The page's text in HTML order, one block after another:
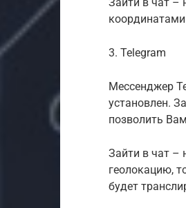
3. Telegram
Мессенджер
установлен.
позволить
Зайти в чат –
геолокацию,
будет